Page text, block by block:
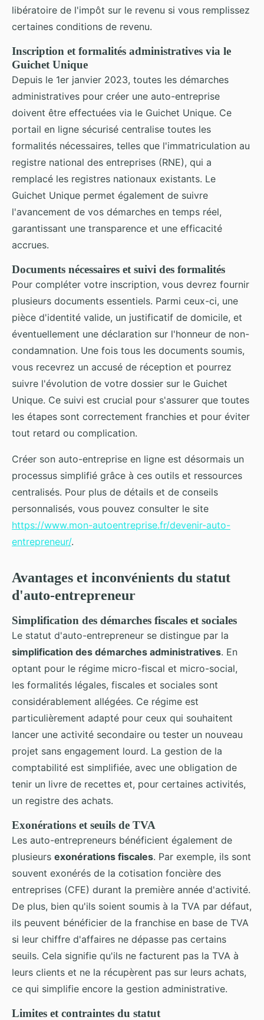
libératoire de l'impôt sur le revenu si vous remplissez
certaines conditions de revenu.
Inscription et formalités administratives via le
Guichet Unique
Depuis le 1er janvier 2023, toutes les démarches
administratives pour créer une auto-entreprise
doivent être effectuées via le Guichet Unique. Ce
portail en ligne sécurisé centralise toutes les
formalités nécessaires, telles que l'immatriculation au
registre national des entreprises (RNE), qui a
remplacé les registres nationaux existants. Le
Guichet Unique permet également de suivre
l'avancement de vos démarches en temps réel,
garantissant une transparence et une efficacité
accrues.
Documents nécessaires et suivi des formalités
Pour compléter votre inscription, vous devrez fournir
plusieurs documents essentiels. Parmi ceux-ci, une
pièce d'identité valide, un justificatif de domicile, et
éventuellement une déclaration sur l'honneur de non-
condamnation. Une fois tous les documents soumis,
vous recevrez un accusé de réception et pourrez
suivre l'évolution de votre dossier sur le Guichet
Unique. Ce suivi est crucial pour s'assurer que toutes
les étapes sont correctement franchies et pour éviter
tout retard ou complication.
Créer son auto-entreprise en ligne est désormais un
processus simplifié grâce à ces outils et ressources
centralisés. Pour plus de détails et de conseils
personnalisés, vous pouvez consulter le site
https://www.mon-autoentreprise.fr/devenir-auto-
entrepreneur/.
Avantages et inconvénients du statut
d'auto-entrepreneur
Simplification des démarches fiscales et sociales
Le statut d'auto-entrepreneur se distingue par la
simplification des démarches administratives. En
optant pour le régime micro-fiscal et micro-social,
les formalités légales, fiscales et sociales sont
considérablement allégées. Ce régime est
particulièrement adapté pour ceux qui souhaitent
lancer une activité secondaire ou tester un nouveau
projet sans engagement lourd. La gestion de la
comptabilité est simplifiée, avec une obligation de
tenir un livre de recettes et, pour certaines activités,
un registre des achats.
Exonérations et seuils de TVA
Les auto-entrepreneurs bénéficient également de
plusieurs exonérations fiscales. Par exemple, ils sont
souvent exonérés de la cotisation foncière des
entreprises (CFE) durant la première année d'activité.
De plus, bien qu'ils soient soumis à la TVA par défaut,
ils peuvent bénéficier de la franchise en base de TVA
si leur chiffre d'affaires ne dépasse pas certains
seuils. Cela signifie qu'ils ne facturent pas la TVA à
leurs clients et ne la récupèrent pas sur leurs achats,
ce qui simplifie encore la gestion administrative.
Limites et contraintes du statut